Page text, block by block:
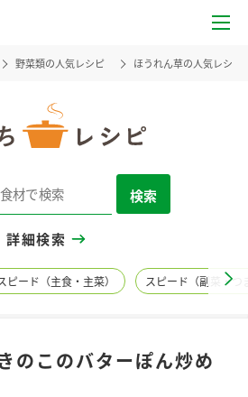
野菜類の人気レシピ ほうれん草の人気レシピ
検索
詳細検索
ピード（主食・主菜） スピード（副菜・つ
のこのバターぽん炒め